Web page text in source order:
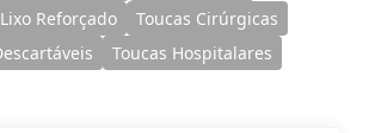
Reforçado
Toucas Cirúrgicas
Toucas Hospitalares